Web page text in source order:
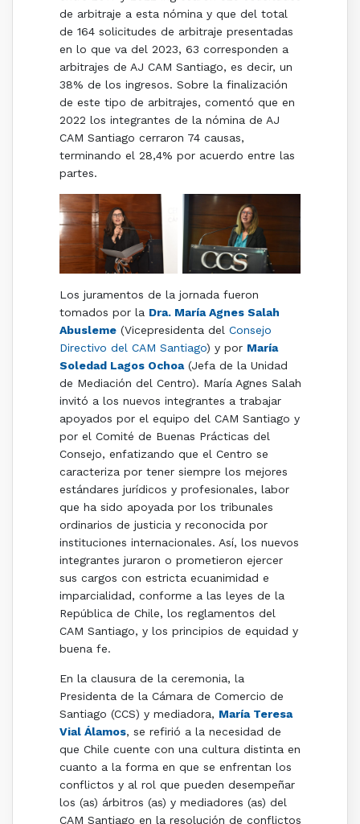
de arbitraje a esta nómina y que del total
de 164 solicitudes de arbitraje presentadas
en lo que va del 2023, 63 corresponden a
arbitrajes de AJ CAM Santiago, es decir, un
38% de los ingresos. Sobre la finalización
de este tipo de arbitrajes, comentó que en
2022 los integrantes de la nómina de AJ
CAM Santiago cerraron 74 causas,
terminando el 28,4% por acuerdo entre las
partes.
Los juramentos de la jornada fueron
tomados por la Dra. María Agnes Salah
Abusleme(Vicepresidenta del Consejo
Directivo del CAM Santiago) y por María
Soledad Lagos Ochoa(Jefa de la Unidad
de Mediación del Centro). María Agnes Salah
invitó a los nuevos integrantes a trabajar
apoyados por el equipo del CAM Santiago y
por el Comité de Buenas Prácticas del
Consejo, enfatizando que el Centro se
caracteriza por tener siempre los mejores
estándares jurídicos y profesionales, labor
que ha sido apoyada por los tribunales
ordinarios de justicia y reconocida por
instituciones internacionales. Así, los nuevos
integrantes juraron o prometieron ejercer
sus cargos con estricta ecuanimidad e
imparcialidad, conforme a las leyes de la
República de Chile, los reglamentos del
CAM Santiago, y los principios de equidad y
buena fe.
En la clausura de la ceremonia, la
Presidenta de la Cámara de Comercio de
Santiago (CCS) y mediadora, María Teresa
Vial Álamos, se refirió a la necesidad de
que Chile cuente con una cultura distinta en
cuanto a la forma en que se enfrentan los
conflictos y al rol que pueden desempeñar
los (as) árbitros (as) y mediadores (as) del
CAM Santiago en la resolución de conflictos